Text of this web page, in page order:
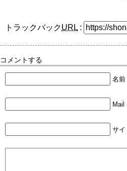
トラックバックURL :
コメントする
名
サイ